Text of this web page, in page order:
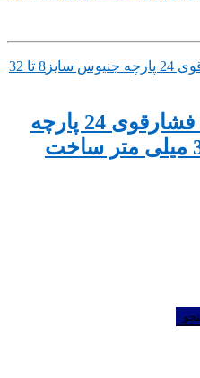
جعبه بکس مشکی فشارقوی 24 پارچه
جنیوس سایز8 تا 32 میلی متر ساخت